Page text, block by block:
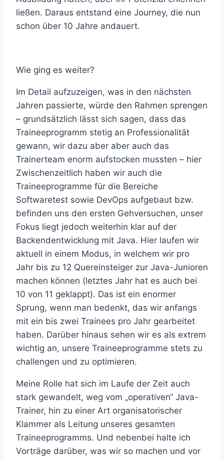
ließen. Daraus entstand eine Journey, die nun
schon über 10 Jahre andauert.
Wie ging es weiter?
Im Detail aufzuzeigen, was in den nächsten
Jahren passierte, würde den Rahmen sprengen
– grundsätzlich lässt sich sagen, dass das
Traineeprogramm stetig an Professionalität
gewann, wir dazu aber aber auch das
Trainerteam enorm aufstocken mussten – hier
Zwischenzeitlich haben wir auch die
Traineeprogramme für die Bereiche
Softwaretest sowie DevOps aufgebaut bzw.
befinden uns den ersten Gehversuchen, unser
Fokus liegt jedoch weiterhin klar auf der
Backendentwicklung mit Java. Hier laufen wir
aktuell in einem Modus, in welchem wir pro
Jahr bis zu 12 Quereinsteiger zur Java-Junioren
machen können (letztes Jahr hat es auch bei
10 von 11 geklappt). Das ist ein enormer
Sprung, wenn man bedenkt, das wir anfangs
mit ein bis zwei Trainees pro Jahr gearbeitet
haben. Darüber hinaus sehen wir es als extrem
wichtig an, unsere Traineeprogramme stets zu
challengen und zu optimieren.
Meine Rolle hat sich im Laufe der Zeit auch
stark gewandelt, weg vom „operativen“ Java-
Trainer, hin zu einer Art organisatorischer
Klammer als Leitung unseres gesamten
Traineeprogramms. Und nebenbei halte ich
Vorträge darüber, was wir so machen und vor